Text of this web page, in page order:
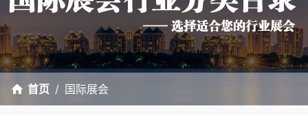
首页 国际展会